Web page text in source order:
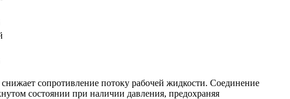
сопротивление потоку рабочей жидкости. Соединение
состоянии при наличии давления, предохраняя